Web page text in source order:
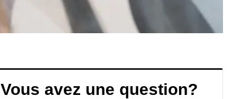
Vous avez une question?